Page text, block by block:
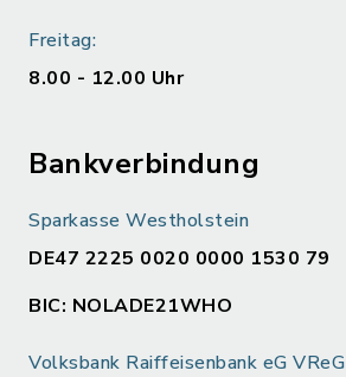
Freitag:
8.00 - 12.00 Uhr
Bankverbindung
Sparkasse Westholstein
DE47 2225 0020 0000 1530 79
BIC: NOLADE21WHO
Volksbank Raiffeisenbank eG VReG